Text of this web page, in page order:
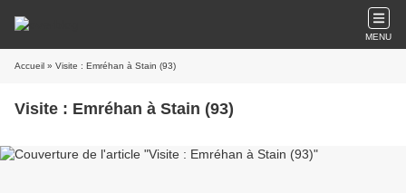
MENU
Accueil » Visite : Emréhan à Stain (93)
Visite : Emréhan à Stain (93)